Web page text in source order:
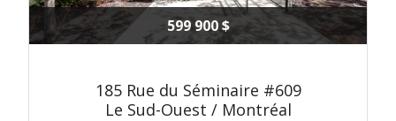
599 900 $
185 Rue du Séminaire #609
Le Sud-Ouest / Montréal